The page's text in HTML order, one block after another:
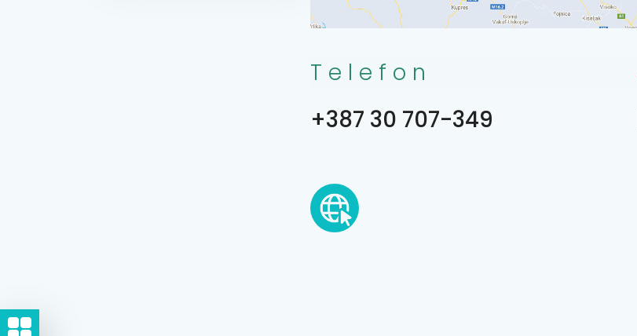
Telefon
+387 30 707-349